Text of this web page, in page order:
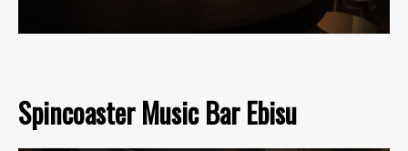
Spincoaster Music Bar Ebisu